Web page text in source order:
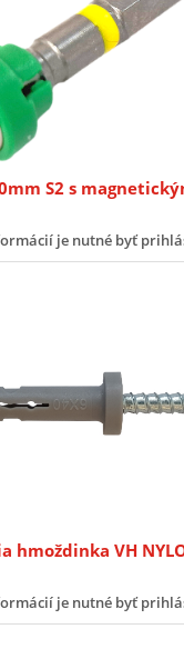
S2 s
je nutné byť
hmoždinka VH
je nutné byť